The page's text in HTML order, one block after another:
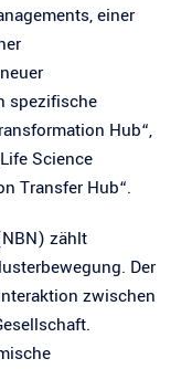
einer
spezifische
Hub“,
Science
Transfer Hub“.
zählt
Der
zwischen